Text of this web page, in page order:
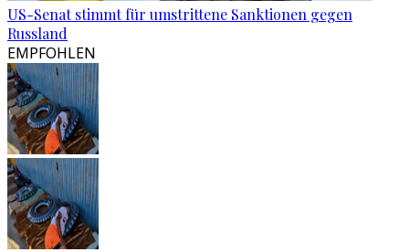
US-Senat stimmt für umstrittene Sanktionen gegen
Russland
EMPFOHLEN